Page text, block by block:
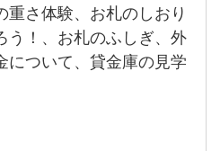
重さ体験、お札のしおり
う！、お札のふしぎ、外
について、貸金庫の見学